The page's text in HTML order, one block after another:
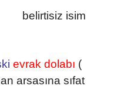
isim
evrak dolabı (
arsasına sıfat